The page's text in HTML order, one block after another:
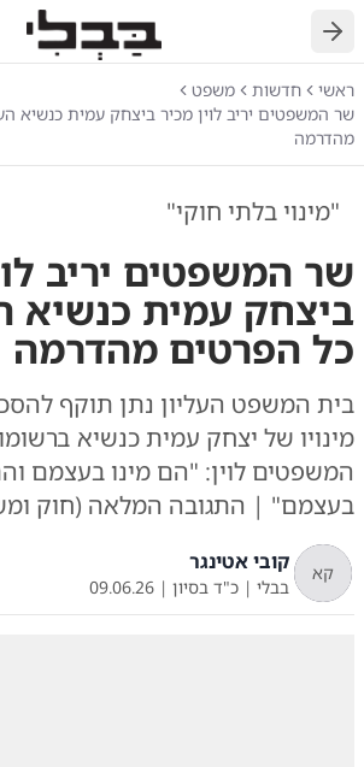
חזרה
ראשי חדשות
משפט
שר המשפטים יריב לוין מכיר ביצחק עמית כנשיא
מהדרמה
"מינוי בלתי חוקי"
שר המשפטים יריב
ביצחק עמית כנשיא
כל הפרטים מהדרמה
בית המשפט העליון נתן תוקף
מינויו של יצחק עמית כנשיא
המשפטים לוין: "הם מינו בעצמם
בעצמם" | התגובה המלאה (חוק
קא קובי אטינגר
בבלי | כ"ד בסיון |
09.06.26